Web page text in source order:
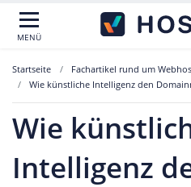
MENÜ
Startseite
Fachartikel rund um
Wie künstliche Intelligenz den
Wie
Intelligenz